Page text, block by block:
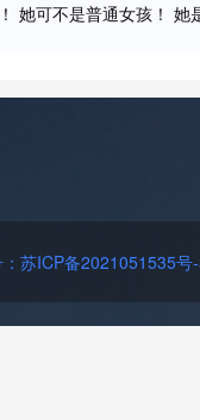
她可不是普通女孩！ 她
苏ICP备2021051535号